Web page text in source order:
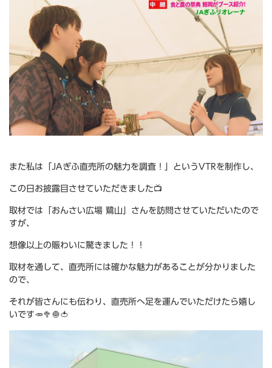
また私は「JAぎふ直売所の魅力を調査！」というVTRを制作し、
この日お披露目させていただきました📺
取材では「おんさい広場 鷺山」さんを訪問させていただいたので
すが、
想像以上の賑わいに驚きました！！
取材を通して、直売所には確かな魅力があることが分かりました
ので、
それが皆さんにも伝わり、直売所へ足を運んでいただけたら嬉し
いです🥕🥦🧅🍅